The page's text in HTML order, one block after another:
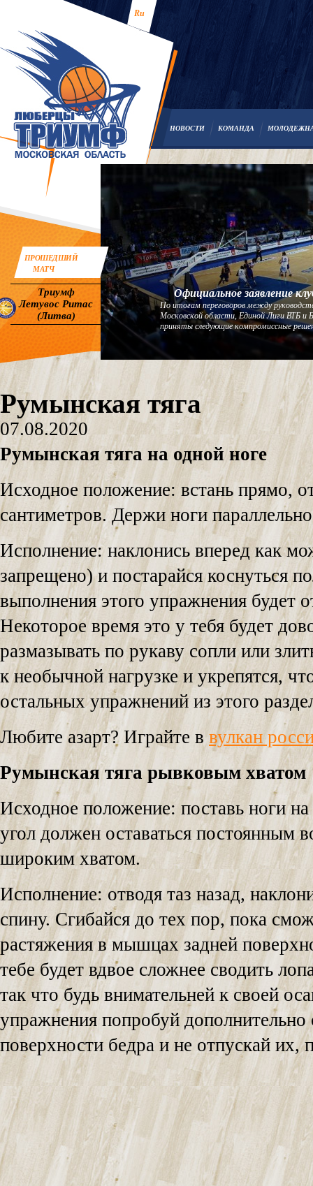
Ru
НОВОСТИ КОМАНДА
ПРОШЕДШИЙ
МАТЧ
Триумф
Летувос Ритас
(Литва)
Официальное заявление
По итогам переговоров между
Московской области, Единой Лиги ВТБ
приняты следующие компромиссные
Румынская тяга
07.08.2020
Румынская тяга на одной ноге
Исходное положение: встань прямо,
сантиметров. Держи ноги
Исполнение: наклонись вперед как
запрещено) и постарайся коснуться
выполнения этого упражнения будет
Некоторое время это у тебя будет
размазывать по рукаву сопли или
к необычной нагрузке и укрепятся,
остальных упражнений из этого
Любите азарт? Играйте ввулкан
Румынская тяга рывковым хватом
Исходное положение: поставь ноги
угол должен оставаться постоянным
широким хватом.
Исполнение: отводя таз назад,
спину. Сгибайся до тех пор, пока
растяжения в мышцах задней
тебе будет вдвое сложнее сводить
так что будь внимательней к своей
упражнения попробуй
поверхности бедра и не отпускай